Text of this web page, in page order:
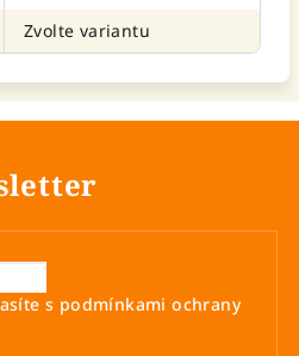
Zvolte variantu
s podmínkami ochrany